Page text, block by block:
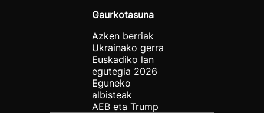
Gaurkotasuna
Azken berriak
Ukrainako gerra
Euskadiko lan
egutegia 2026
Eguneko
albisteak
AEB eta Trump